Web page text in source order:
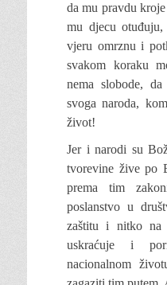
da mu pravdu
mu djecu
vjeru omrznu i
svakom koraku
nema slobode,
svoga naroda,
život!
Jer i narodi su
tvorevine žive po
prema tim
poslanstvo u
zaštitu i nitko na
uskraćuje i
nacionalnom